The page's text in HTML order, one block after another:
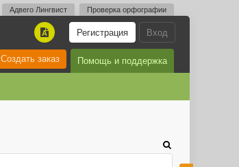
Адвего Лингвист Проверка орфографии
Вход
Регистрация
A
Помощь и поддержка
Создать заказ